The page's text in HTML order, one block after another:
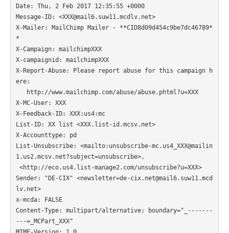
Date: Thu, 2 Feb 2017 12:35:55 +0000
Message-ID: <XXX@mail6.suw11.mcdlv.net>
X-Mailer: MailChimp Mailer - **CID8d09d454c9be7dc46789*
*
X-Campaign: mailchimpXXX
X-campaignid: mailchimpXXX
X-Report-Abuse: Please report abuse for this campaign h
ere:
X-MC-User: XXX
X-Feedback-ID: XXX:us4:mc
List-ID: XX list <XXX.list-id.mcsv.net>
X-Accounttype: pd
List-Unsubscribe: <mailto:unsubscribe-mc.us4_XXX@mailin
1.us2.mcsv.net?subject=unsubscribe>,
<http://eco.us4.list-manage2.com/unsubscribe?u=XXX>
Sender: "DE-CIX" <newsletter=de-cix.net@mail6.suw11.mcd
lv.net>
x-mcda: FALSE
Content-Type: multipart/alternative; boundary="_-------
---=_MCPart_XXX"